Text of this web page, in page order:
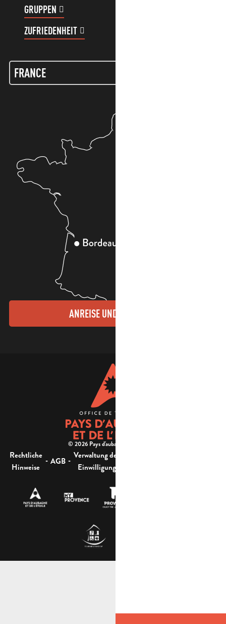
GRUPPEN
ZUFRIEDENHEIT
ANREISE UND KONTAKTE
© 2026 Pays d'aubagne et de l'étoile -
Rechtliche
Hinweise
- AGB - Verwaltung der
Einwilligung